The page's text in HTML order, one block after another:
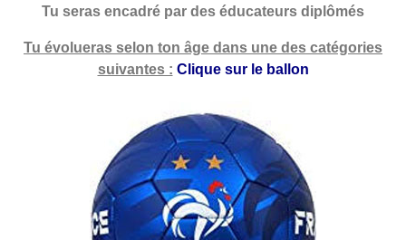
Tu seras encadré par des éducateurs diplômés
Tu évolueras selon ton âge dans une des catégories
suivantes : Clique sur le ballon